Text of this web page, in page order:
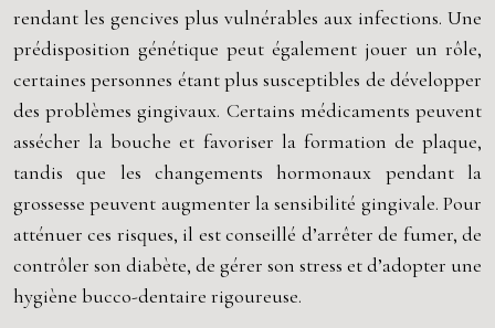
rendant les gencives plus vulnérables aux infections. Une
prédisposition génétique peut également jouer un rôle,
certaines personnes étant plus susceptibles de développer
des problèmes gingivaux. Certains médicaments peuvent
assécher la bouche et favoriser la formation de plaque,
tandis que les changements hormonaux pendant la
grossesse peuvent augmenter la sensibilité gingivale. Pour
atténuer ces risques, il est conseillé d’arrêter de fumer, de
contrôler son diabète, de gérer son stress et d’adopter une
hygiène bucco-dentaire rigoureuse.